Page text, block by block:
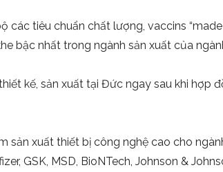
các tiêu chuẩn chất lượng, vaccins
bậc nhất trong ngành sản xuất của
kế, sản xuất tại Đức ngay sau khi
sản xuất thiết bị công nghệ cao cho
GSK, MSD, BioNTech, Johnson &